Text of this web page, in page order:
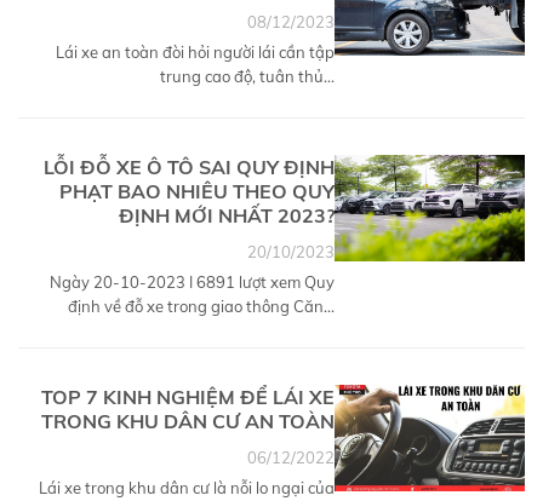
Lái xe an toàn đòi hỏi người lái cần tập
trung cao độ, tuân thủ...
08/12/2023
LỖI ĐỖ XE Ô TÔ SAI QUY ĐỊNH
PHẠT BAO NHIÊU THEO QUY
ĐỊNH MỚI NHẤT 2023?
Ngày 20-10-2023 I 6891 lượt xem Quy
định về đỗ xe trong giao thông Căn...
20/10/2023
TOP 7 KINH NGHIỆM ĐỂ LÁI XE
TRONG KHU DÂN CƯ AN TOÀN
Lái xe trong khu dân cư là nỗi lo ngại của
06/12/2022